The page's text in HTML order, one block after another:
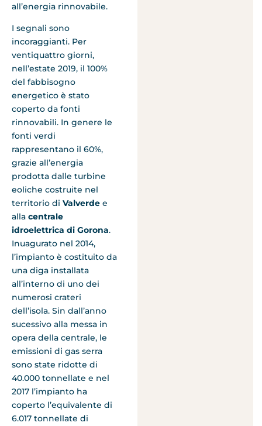
all’energia rinnovabile.
I segnali sono
incoraggianti. Per
ventiquattro giorni,
nell’estate 2019, il 100%
del fabbisogno
energetico è stato
coperto da fonti
rinnovabili. In genere le
fonti verdi
rappresentano il 60%,
grazie all’energia
prodotta dalle turbine
eoliche costruite nel
territorio di Valverde e
alla centrale
idroelettrica di Gorona.
Inuagurato nel 2014,
l’impianto è costituito da
una diga installata
all’interno di uno dei
numerosi crateri
dell’isola. Sin dall’anno
sucessivo alla messa in
opera della centrale, le
emissioni di gas serra
sono state ridotte di
40.000 tonnellate e nel
2017 l’impianto ha
coperto l’equivalente di
6.017 tonnellate di